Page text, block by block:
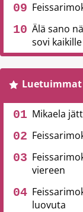
Älä sano
sovi kaikille
Luetuimmat
Mikaela
viereen
luovuta